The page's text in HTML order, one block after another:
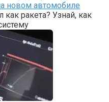
новом автомобиле
ракета? Узнай, как